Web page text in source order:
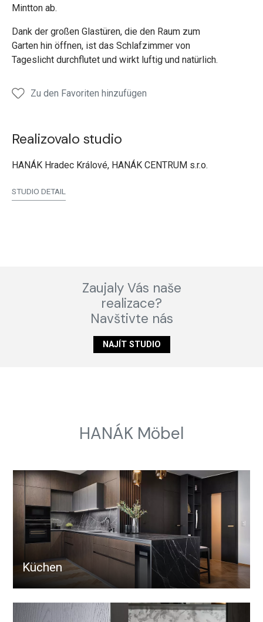
Mintton ab.
Dank der großen Glastüren, die den Raum zum
Garten hin öffnen, ist das Schlafzimmer von
Tageslicht durchflutet und wirkt luftig und natürlich.
Zu den Favoriten hinzufügen
Realizovalo studio
HANÁK Hradec Králové, HANÁK CENTRUM s.r.o.
STUDIO DETAIL
Zaujaly Vás naše
realizace?
Navštivte nás
NAJÍT STUDIO
HANÁK Möbel
Küchen